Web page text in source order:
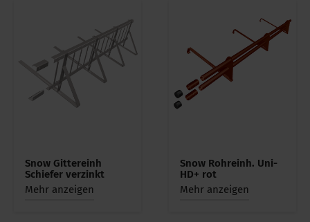
Snow Gittereinh
Schiefer verzinkt
Mehr anzeigen
Snow Rohreinh. Uni-
HD+ rot
Mehr anzeigen